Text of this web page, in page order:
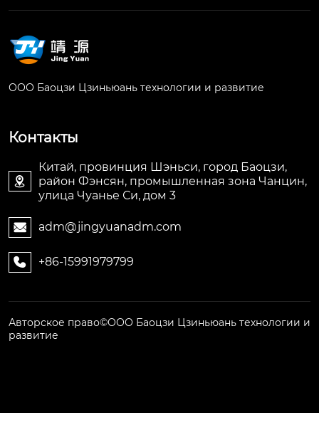
ООО Баоцзи Цзиньюань технологии и развитие
Контакты

Китай, провинция Шэньси, город Баоцзи,
район Фэнсян, промышленная зона Чанцин,
улица Чуанье Си, дом 3
 adm@jingyuanadm.com
 +86-15991979799
Авторское право©ООО Баоцзи Цзиньюань технологии и
развитие